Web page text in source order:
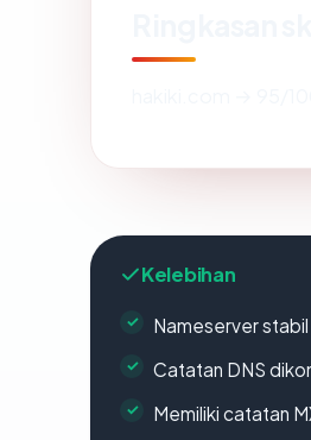
Kelebihan
Nameserver stabil
Catatan DNS
Memiliki catatan